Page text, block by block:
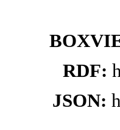
RDF:
JSON: